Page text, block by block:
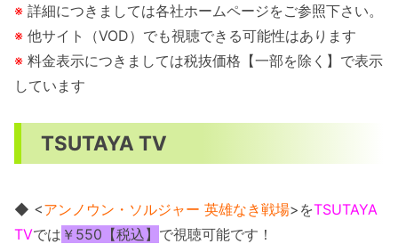
※ 詳細につきましては各社ホームページをご参照下さい。
※ 他サイト（VOD）でも視聴できる可能性はあります
※ 料金表示につきましては税抜価格【一部を除く】で表示
しています
TSUTAYA TV
◆ <アンノウン・ソルジャー 英雄なき戦場>をTSUTAYA
TVでは ￥550【税込】 で視聴可能です！